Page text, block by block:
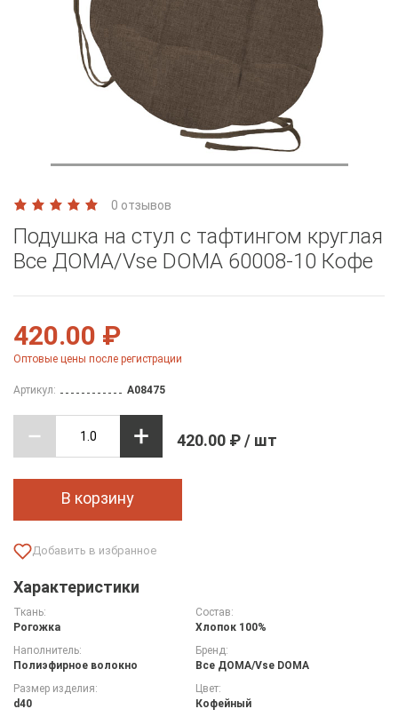
0 отзывов
Подушка на стул с тафтингом круглая
Все ДОМА/Vse DOMA 60008-10 Кофе
420.00 ₽
Оптовые цены после регистрации
Артикул: A08475
420.00 ₽ / шт
В корзину
Характеристики
Ткань:
Рогожка
Состав:
Хлопок 100%
Наполнитель:
Полиэфирное волокно
Бренд:
Все ДOMA/Vse DOMA
Размер изделия:
d40
Цвет:
Кофейный